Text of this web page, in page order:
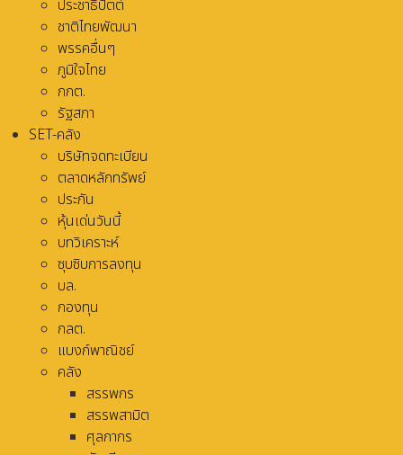
ประชาธิปัตต์
ชาติไทยพัฒนา
พรรคอื่นๆ
ภูมิใจไทย
กกต.
รัฐสภา
SET-คลัง
บริษัทจดทะเบียน
ตลาดหลักทรัพย์
ประกัน
หุ้นเด่นวันนี้
บทวิเคราะห์
ซุบซิบการลงทุน
บล.
กองทุน
กลต.
แบงก์พาณิชย์
คลัง
สรรพกร
สรรพสามิต
ศุลกากร